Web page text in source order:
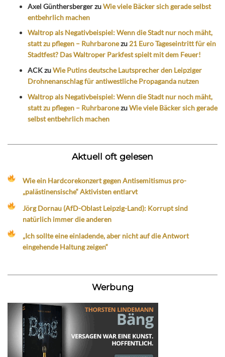
Axel GünthersbergerzuWie viele Bäcker sich gerade selbst
entbehrlich machen
Waltrop als Negativbeispiel: Wenn die Stadt nur noch mäht,
statt zu pflegen – Ruhrbaronezu21 Euro Tageseintritt für ein
Stadtfest? Das Waltroper Parkfest spielt mit dem Feuer!
ACKzuWie Putins deutsche Lautsprecher den Leipziger
Drohnenanschlag für antiwestliche Propaganda nutzen
Waltrop als Negativbeispiel: Wenn die Stadt nur noch mäht,
statt zu pflegen – RuhrbaronezuWie viele Bäcker sich gerade
selbst entbehrlich machen
Aktuell oft gelesen
Wie ein Hardcorekonzert gegen Antisemitismus pro-
„palästinensische“ Aktivisten entlarvt
Jörg Dornau (AfD-Oblast Leipzig-Land): Korrupt sind
natürlich immer die anderen
„Ich sollte eine einladende, aber nicht auf die Antwort
eingehende Haltung zeigen“
Werbung